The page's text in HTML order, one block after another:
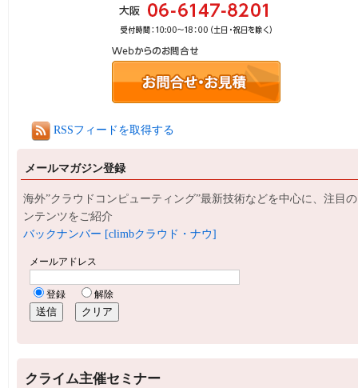
RSSフィードを取得する
メールマガジン登録
海外”クラウドコンピューティング”最新技術などを中心に、注目
ンテンツをご紹介
バックナンバー [climbクラウド・ナウ]
クライム主催セミナー